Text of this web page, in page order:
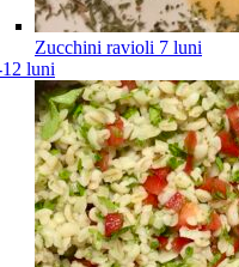
Zucchini ravioli 7 luni
luni